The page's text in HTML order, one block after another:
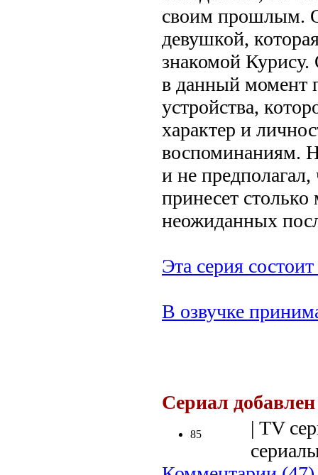
своим прошлым.
девушкой,
знакомой Курису.
в данный момент
устройства,
характер и
воспоминаниям.
и не
принесет
неожиданных
Эта серия
В озвучке
Сериал
85
| TV